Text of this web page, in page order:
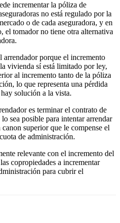
incrementar la póliza de
no está regulado por la
o de cada aseguradora, y en
el tomador no tiene otra alternativa
arrendador porque el incremento
vivienda sí está limitado por ley,
al incremento tanto de la póliza
lo que representa una pérdida
solución a la vista.
es terminar el contrato de
sea posible para intentar arrendar
superior que le compense el
de administración.
relevante con el incremento del
copropiedades a incrementar
para cubrir el